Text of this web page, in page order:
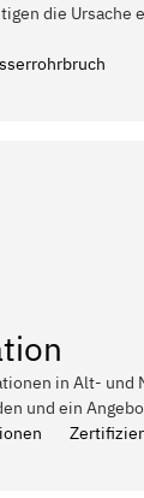
die Ursache
in Alt- und
und ein